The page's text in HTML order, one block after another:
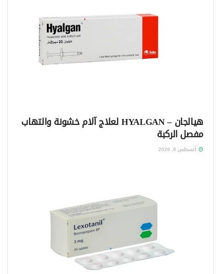
هيالجان – HYALGAN لعلاج آلام خشونة والتهاب
مفصل الركبة
أغسطس 6, 2026